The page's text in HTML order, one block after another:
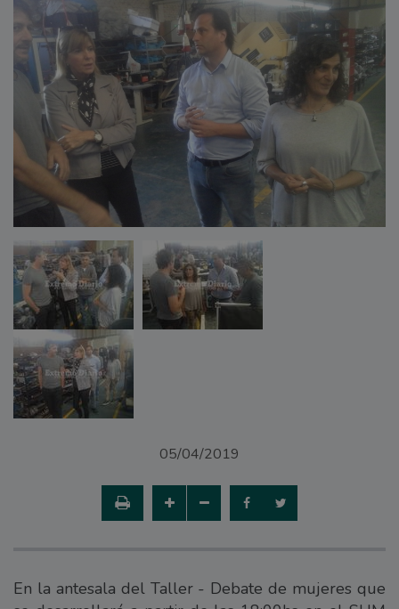
05/04/2019
En la antesala del Taller - Debate de mujeres que